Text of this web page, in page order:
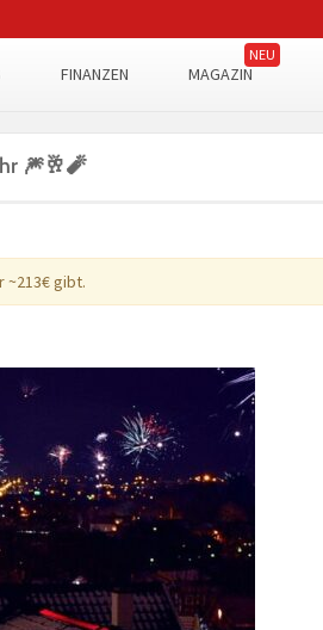
FINANZEN MAGAZIN
🎆🥂🧨
~213€ gibt.